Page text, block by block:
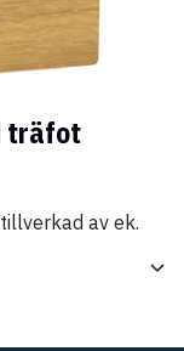
träfot
av ek.